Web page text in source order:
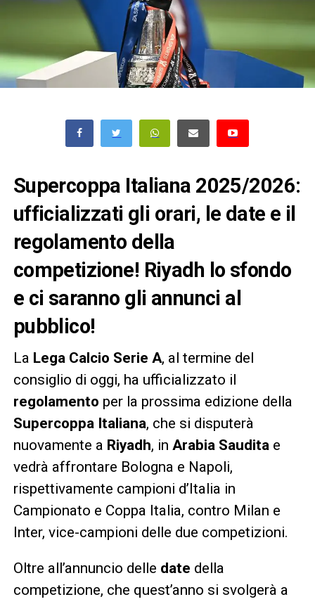
Supercoppa Italiana 2025/2026:
ufficializzati gli orari, le date e il
regolamento della
competizione! Riyadh lo sfondo
e ci saranno gli annunci al
pubblico!
La Lega Calcio Serie A, al termine del
consiglio di oggi, ha ufficializzato il
regolamento per la prossima edizione della
Supercoppa Italiana, che si disputerà
nuovamente a Riyadh, in Arabia Saudita e
vedrà affrontare Bologna e Napoli,
rispettivamente campioni d’Italia in
Campionato e Coppa Italia, contro Milan e
Inter, vice-campioni delle due competizioni.
Oltre all’annuncio delle date della
competizione, che quest’anno si svolgerà a